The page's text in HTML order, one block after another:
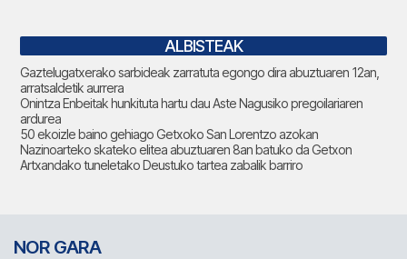
ALBISTEAK
Gaztelugatxerako sarbideak zarratuta egongo dira abuztuaren 12an,
arratsaldetik aurrera
Onintza Enbeitak hunkituta hartu dau Aste Nagusiko pregoilariaren
ardurea
50 ekoizle baino gehiago Getxoko San Lorentzo azokan
Nazinoarteko skateko elitea abuztuaren 8an batuko da Getxon
Artxandako tuneletako Deustuko tartea zabalik barriro
NOR GARA